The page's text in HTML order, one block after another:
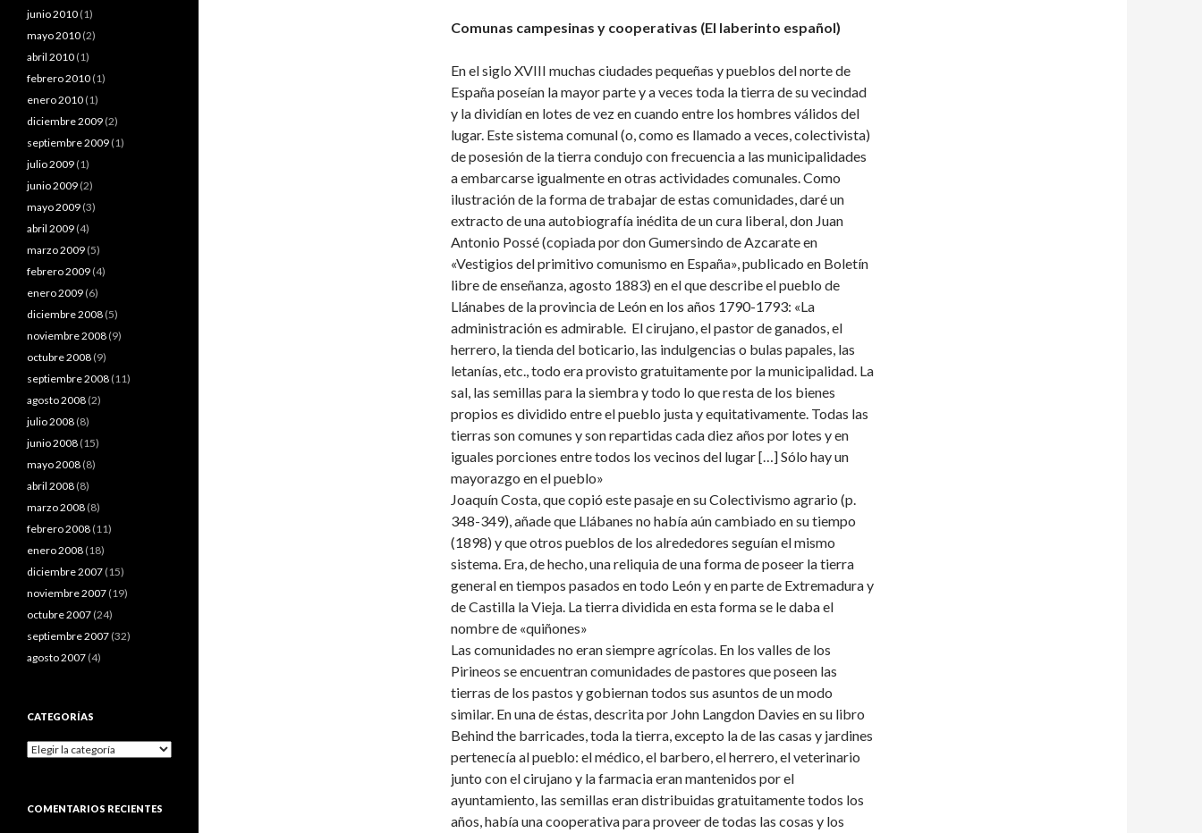
Comunas campesinas y cooperativas (El laberinto español)
En el siglo XVIII muchas ciudades pequeñas y pueblos del norte de
España poseían la mayor parte y a veces toda la tierra de su vecindad
y la dividían en lotes de vez en cuando entre los hombres válidos del
lugar. Este sistema comunal (o, como es llamado a veces, colectivista)
de posesión de la tierra condujo con frecuencia a las municipalidades
a embarcarse igualmente en otras actividades comunales. Como
ilustración de la forma de trabajar de estas comunidades, daré un
extracto de una autobiografía inédita de un cura liberal, don Juan
Antonio Possé (copiada por don Gumersindo de Azcarate en
«Vestigios del primitivo comunismo en España», publicado en Boletín
libre de enseñanza, agosto 1883) en el que describe el pueblo de
Llánabes de la provincia de León en los años 1790-1793: «La
administración es admirable. El cirujano, el pastor de ganados, el
herrero, la tienda del boticario, las indulgencias o bulas papales, las
letanías, etc., todo era provisto gratuitamente por la municipalidad. La
sal, las semillas para la siembra y todo lo que resta de los bienes
propios es dividido entre el pueblo justa y equitativamente. Todas las
tierras son comunes y son repartidas cada diez años por lotes y en
iguales porciones entre todos los vecinos del lugar […] Sólo hay un
mayorazgo en el pueblo»
Joaquín Costa, que copió este pasaje en su Colectivismo agrario (p.
348-349), añade que Llábanes no había aún cambiado en su tiempo
(1898) y que otros pueblos de los alrededores seguían el mismo
sistema. Era, de hecho, una reliquia de una forma de poseer la tierra
general en tiempos pasados en todo León y en parte de Extremadura y
de Castilla la Vieja. La tierra dividida en esta forma se le daba el
nombre de «quiñones»
Las comunidades no eran siempre agrícolas. En los valles de los
Pirineos se encuentran comunidades de pastores que poseen las
tierras de los pastos y gobiernan todos sus asuntos de un modo
similar. En una de éstas, descrita por John Langdon Davies en su libro
Behind the barricades, toda la tierra, excepto la de las casas y jardines
pertenecía al pueblo: el médico, el barbero, el herrero, el veterinario
junto con el cirujano y la farmacia eran mantenidos por el
ayuntamiento, las semillas eran distribuidas gratuitamente todos los
años, había una cooperativa para proveer de todas las cosas y los
junio 2010 (1)
mayo 2010 (2)
abril 2010 (1)
febrero 2010 (1)
enero 2010 (1)
diciembre 2009 (2)
septiembre 2009 (1)
julio 2009 (1)
junio 2009 (2)
mayo 2009 (3)
abril 2009 (4)
marzo 2009 (5)
febrero 2009 (4)
enero 2009 (6)
diciembre 2008 (5)
noviembre 2008 (9)
octubre 2008 (9)
septiembre 2008 (11)
agosto 2008 (2)
julio 2008 (8)
junio 2008 (15)
mayo 2008 (8)
abril 2008 (8)
marzo 2008 (8)
febrero 2008 (11)
enero 2008 (18)
diciembre 2007 (15)
noviembre 2007 (19)
octubre 2007 (24)
septiembre 2007 (32)
agosto 2007 (4)
CATEGORÍAS
Categorías
COMENTARIOS RECIENTES